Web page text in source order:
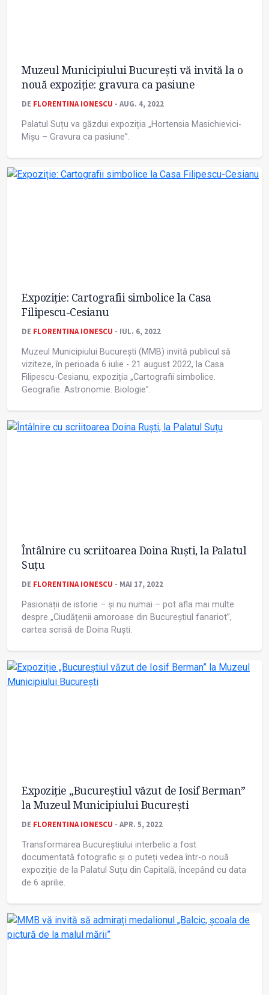
Muzeul Municipiului București vă invită la o
nouă expoziție: gravura ca pasiune
DE FLORENTINA IONESCU - AUG. 4, 2022
Palatul Suțu va găzdui expoziția „Hortensia Masichievici-
Mișu – Gravura ca pasiune”.
Expoziție: Cartografii simbolice la Casa
Filipescu-Cesianu
DE FLORENTINA IONESCU - IUL. 6, 2022
Muzeul Municipiului București (MMB) invită publicul să
viziteze, în perioada 6 iulie - 21 august 2022, la Casa
Filipescu-Cesianu, expoziția „Cartografii simbolice.
Geografie. Astronomie. Biologie”.
Întâlnire cu scriitoarea Doina Ruști, la Palatul
Suțu
DE FLORENTINA IONESCU - MAI 17, 2022
Pasionații de istorie – și nu numai – pot afla mai multe
despre „Ciudățenii amoroase din Bucureștiul fanariot”,
cartea scrisă de Doina Ruști.
Expoziție „Bucureștiul văzut de Iosif Berman”
la Muzeul Municipiului București
DE FLORENTINA IONESCU - APR. 5, 2022
Transformarea Bucureștiului interbelic a fost
documentată fotografic și o puteți vedea într-o nouă
expoziție de la Palatul Suțu din Capitală, începând cu data
de 6 aprilie.